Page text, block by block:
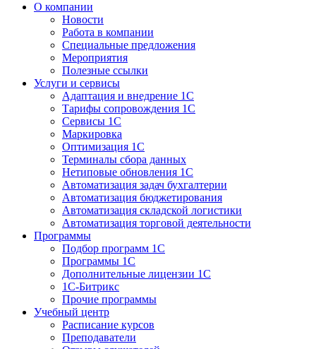
О компании
Новости
Работа в компании
Специальные предложения
Мероприятия
Полезные ссылки
Услуги и сервисы
Адаптация и внедрение 1С
Тарифы сопровождения 1С
Сервисы 1С
Маркировка
Оптимизация 1С
Терминалы сбора данных
Нетиповые обновления 1С
Автоматизация задач бухгалтерии
Автоматизация бюджетирования
Автоматизация складской логистики
Автоматизация торговой деятельности
Программы
Подбор программ 1С
Программы 1С
Дополнительные лицензии 1С
1С-Битрикс
Прочие программы
Учебный центр
Расписание курсов
Преподаватели